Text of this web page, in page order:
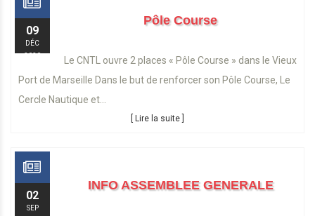
09
DÉC
2020
Pôle Course
Le CNTL ouvre 2 places « Pôle Course » dans le Vieux
Port de Marseille Dans le but de renforcer son Pôle Course, Le
Cercle Nautique et...
[ Lire la suite ]
02
SEP
INFO ASSEMBLEE GENERALE